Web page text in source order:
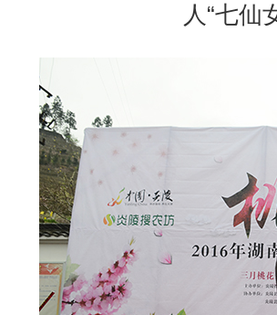
人“七仙